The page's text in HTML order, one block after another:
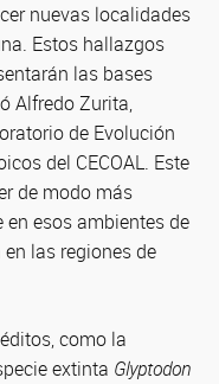
nuevas localidades
Estos hallazgos
las bases
Alfredo Zurita,
de Evolución
del CECOAL. Este
de modo más
esos ambientes de
las regiones de
como la
extinta Glyptodon